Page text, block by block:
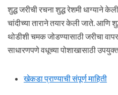
शुद्ध जरीची रचना शुद्ध रेशमी धाग्याने
चांदीच्या ताराने तयार केली जाते. आणि
थोडीशी चमक जोडण्यासाठी जरीचा
साधारणपणे वधूच्या पोशाखासाठी
खेकडा प्राण्याची संपूर्ण माहिती